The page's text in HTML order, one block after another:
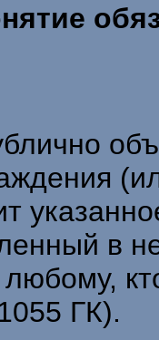
в
любому,
ГК).